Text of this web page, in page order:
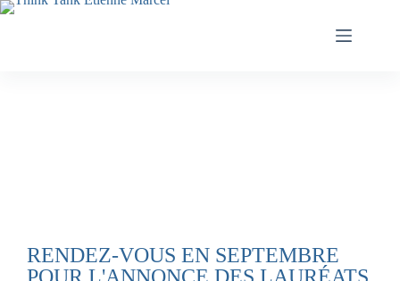
RENDEZ-VOUS EN SEPTEMBRE